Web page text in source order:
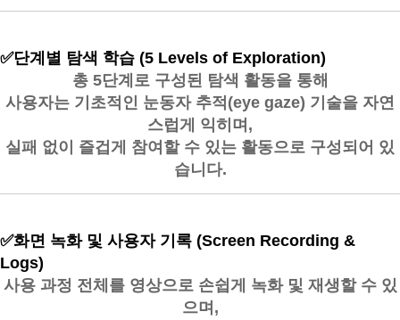
✅단계별 탐색 학습 (5 Levels of Exploration)
총 5단계로 구성된 탐색 활동을 통해
사용자는 기초적인 눈동자 추적(eye gaze) 기술을 자연
스럽게 익히며 ,
실패 없이 즐겁게 참여할 수 있는 활동으로 구성되어 있
습니다.
✅화면 녹화 및 사용자 기록 (Screen Recording &
Logs)
사용 과정 전체를 영상으로 손쉽게 녹화 및 재생할 수 있
으며,